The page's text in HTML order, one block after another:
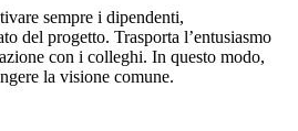
sempre i dipendenti,
del progetto. Trasporta l’entusiasmo
con i colleghi. In questo modo,
la visione comune.